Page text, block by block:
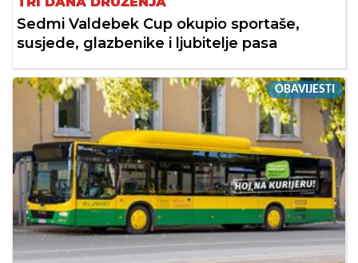
Sedmi Valdebek Cup okupio sportaše,
susjede, glazbenike i ljubitelje pasa
OBAVIJESTI